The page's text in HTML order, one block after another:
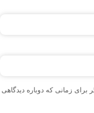
برای زمانی که دوباره دیدگاهی